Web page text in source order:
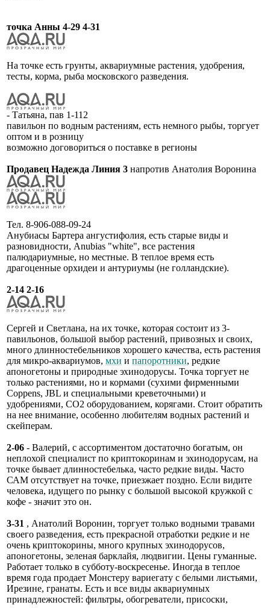
точка Анны 4-29 4-31
На точке есть грунты, аквариумные растения, удобрения,
тесты, корма, рыба московского разведения.
- Татьяна, пав 1-112
павильон по водным растениям, есть немного рыбы, торгует
оптом и в розницу
возможно договориться о поставке в регионы
Продавец Надежда Линия 3 напротив Анатолия Воронина
Тел. 8-906-088-09-24
Анубиасы Бартера ангустифолия, есть старые виды и
разновидности, Anubias "white", все растения
палюдариумные, но местные. В теплое время есть
драгоценные орхидеи и антуриумы (не голландские).
2-14 2-16
Сергей и Светлана, на их точке, которая состоит из 3-
павильонов, большой выбор растений, привозных и своих,
много длинностебельников хорошего качества, есть растения
для микро-аквариумов, мхи и папоротники, редкие
апоногетоны и природные эхинодорусы. Точка торгует не
только растениями, но и кормами (сухими фирменными
Coppens, JBL и специальными креветочными) и
удобрениями, СО2 оборудованием, корягами. Стоит обратить
на нее внимание, особенно любителям водных растений и
скейперам.
2-06 - Валерий, с ассортиментом достаточно богатым, он
неплохой специалист по криптокоринам и эхинодорусам, на
точке бывает длинностебелька, часто редкие виды. Часто
САМ отсутствует на точке, приезжает поздно. Если видите
человека, идущего по рынку с большой высокой кружкой с
кофе - значит это он.
3-31 , Анатолий Воронин, торгует только водными травами
своего разведения, есть прекрасной отработки редкие и не
очень криптокорины, много крупных эхинодорусов,
апоногетоны, зеленая барклайя, людвигии. Цены гуманные.
Работает только в субботу-воскресенье. Иногда в теплое
время года продает Монстеру вариегату с белыми листьями,
Ирезине, гранаты. Есть и все виды аквариумных
принадлежностей: фильтры, обогреватели, присоски,